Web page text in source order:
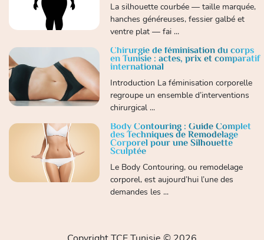
La silhouette courbée — taille marquée,
hanches généreuses, fessier galbé et
ventre plat — fai ...
Chirurgie de féminisation du corps
en Tunisie : actes, prix et comparatif
international
Introduction La féminisation corporelle
regroupe un ensemble d’interventions
chirurgical ...
Body Contouring : Guide Complet
des Techniques de Remodelage
Corporel pour une Silhouette
Sculptée
Le Body Contouring, ou remodelage
corporel, est aujourd’hui l’une des
demandes les ...